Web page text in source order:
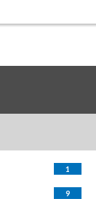
1
9